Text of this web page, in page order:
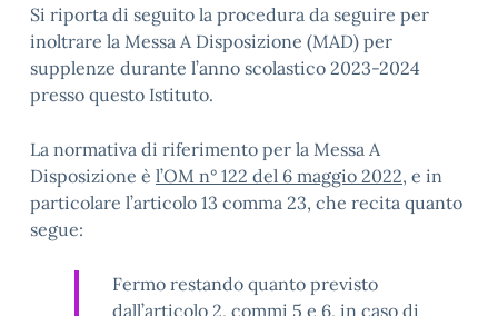
Si riporta di seguito la procedura da seguire per
inoltrare la Messa A Disposizione (MAD) per
supplenze durante l’anno scolastico 2023-2024
presso questo Istituto.
La normativa di riferimento per la Messa A
Disposizione è l’OM n° 122 del 6 maggio 2022, e in
particolare l’articolo 13 comma 23, che recita quanto
segue:
Fermo restando quanto previsto
dall’articolo 2, commi 5 e 6, in caso di